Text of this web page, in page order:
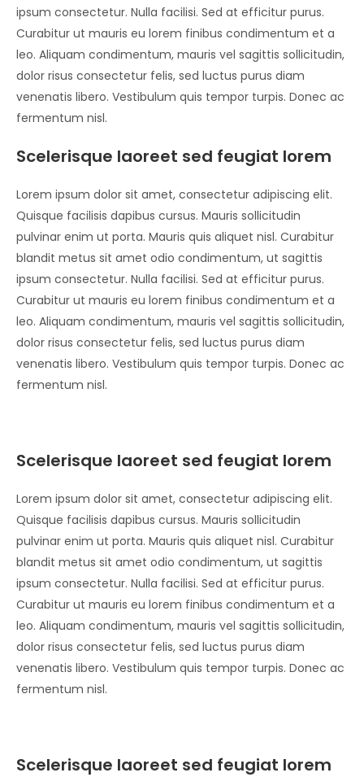
ipsum consectetur. Nulla facilisi. Sed at efficitur purus.
Curabitur ut mauris eu lorem finibus condimentum et a
leo. Aliquam condimentum, mauris vel sagittis sollicitudin,
dolor risus consectetur felis, sed luctus purus diam
venenatis libero. Vestibulum quis tempor turpis. Donec ac
fermentum nisl.
Scelerisque laoreet sed feugiat lorem
Lorem ipsum dolor sit amet, consectetur adipiscing elit.
Quisque facilisis dapibus cursus. Mauris sollicitudin
pulvinar enim ut porta. Mauris quis aliquet nisl. Curabitur
blandit metus sit amet odio condimentum, ut sagittis
ipsum consectetur. Nulla facilisi. Sed at efficitur purus.
Curabitur ut mauris eu lorem finibus condimentum et a
leo. Aliquam condimentum, mauris vel sagittis sollicitudin,
dolor risus consectetur felis, sed luctus purus diam
venenatis libero. Vestibulum quis tempor turpis. Donec ac
fermentum nisl.
Scelerisque laoreet sed feugiat lorem
Lorem ipsum dolor sit amet, consectetur adipiscing elit.
Quisque facilisis dapibus cursus. Mauris sollicitudin
pulvinar enim ut porta. Mauris quis aliquet nisl. Curabitur
blandit metus sit amet odio condimentum, ut sagittis
ipsum consectetur. Nulla facilisi. Sed at efficitur purus.
Curabitur ut mauris eu lorem finibus condimentum et a
leo. Aliquam condimentum, mauris vel sagittis sollicitudin,
dolor risus consectetur felis, sed luctus purus diam
venenatis libero. Vestibulum quis tempor turpis. Donec ac
fermentum nisl.
Scelerisque laoreet sed feugiat lorem